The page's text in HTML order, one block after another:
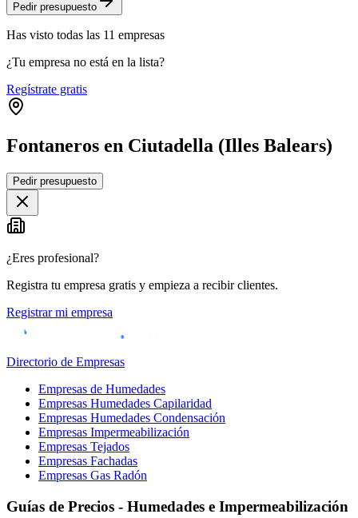
Pedir presupuesto
Has visto todas las 11 empresas
¿Tu empresa no está en la lista?
Regístrate gratis
Fontaneros en Ciutadella (Illes Balears)
+
−
Pedir presupuesto
¿Eres profesional?
Registra tu empresa gratis y empieza a recibir clientes.
Registrar mi empresa
Directorio de Empresas
Empresas de Humedades
Empresas Humedades Capilaridad
Empresas Humedades Condensación
Empresas Impermeabilización
Empresas Tejados
Empresas Fachadas
Empresas Gas Radón
Guías de Precios - Humedades e Impermeabilización